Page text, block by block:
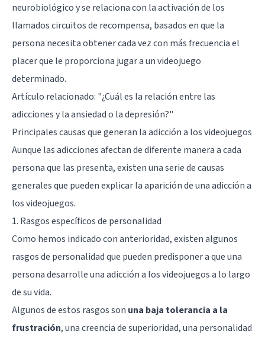
neurobiológico y se relaciona con la activación de los
llamados circuitos de recompensa, basados en que la
persona necesita obtener cada vez con más frecuencia el
placer que le proporciona jugar a un videojuego
determinado.
Artículo relacionado: "¿Cuál es la relación entre las
adicciones y la ansiedad o la depresión?"
Principales causas que generan la adicción a los videojuegos
Aunque las adicciones afectan de diferente manera a cada
persona que las presenta, existen una serie de causas
generales que pueden explicar la aparición de una adicción a
los videojuegos.
1. Rasgos específicos de personalidad
Como hemos indicado con anterioridad, existen algunos
rasgos de personalidad que pueden predisponer a que una
persona desarrolle una adicción a los videojuegos a lo largo
de su vida.
Algunos de estos rasgos son una baja tolerancia a la
frustración, una creencia de superioridad, una personalidad